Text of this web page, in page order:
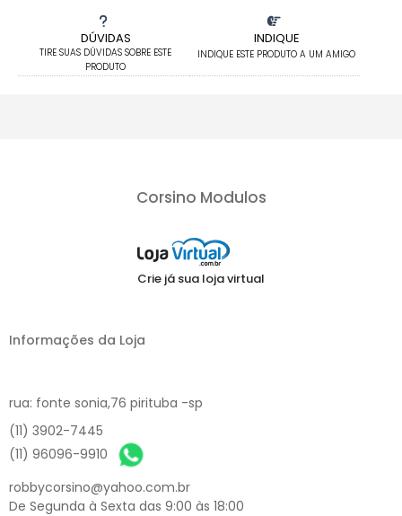
DÚVIDAS
TIRE SUAS DÚVIDAS SOBRE ESTE
PRODUTO
INDIQUE
INDIQUE ESTE PRODUTO A UM AMIGO
Corsino Modulos
Crie já sua loja virtual
Informações da Loja
rua: fonte sonia,76 pirituba -sp
(11) 3902-7445
(11) 96096-9910
robbycorsino@yahoo.com.br
De Segunda à Sexta das 9:00 às 18:00